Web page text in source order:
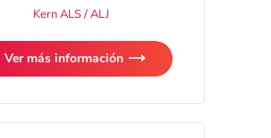
Kern ALS / ALJ
Ver más información